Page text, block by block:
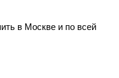
в Москве и по всей